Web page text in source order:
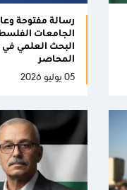
رسالة مفتوحة
الجامعات
البحث العلمي
المحاصر
05 يوليو 2026